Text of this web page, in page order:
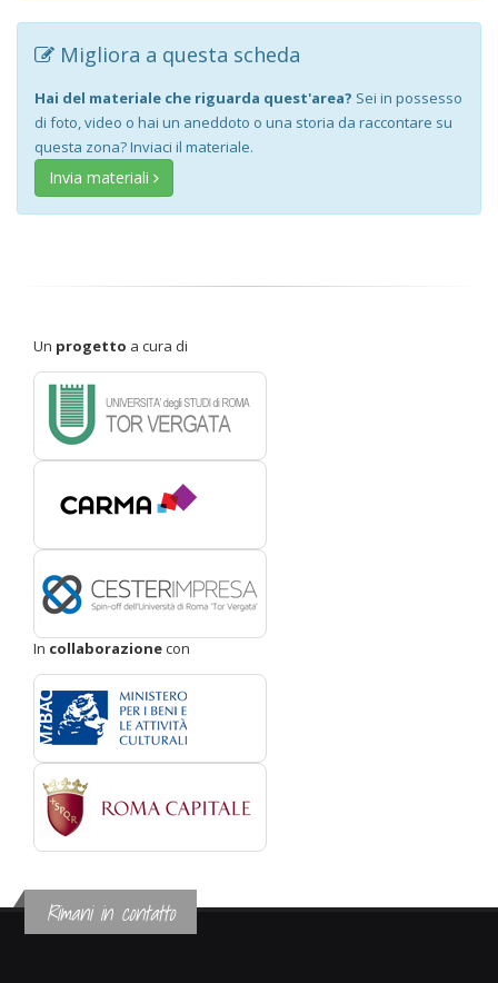
Migliora a questa scheda
Hai del materiale che riguarda quest'area? Sei in possesso
di foto, video o hai un aneddoto o una storia da raccontare su
questa zona? Inviaci il materiale.
Invia materiali
Un progetto a cura di
In collaborazionecon
Rimani in contatto